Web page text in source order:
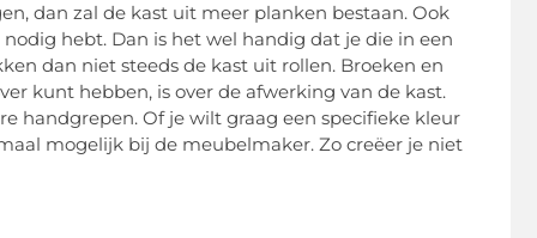
dan zal de kast uit meer planken bestaan. Ook
hebt. Dan is het wel handig dat je die in een
dan niet steeds de kast uit rollen. Broeken en
kunt hebben, is over de afwerking van de kast.
handgrepen. Of je wilt graag een specifieke kleur
mogelijk bij de meubelmaker. Zo creëer je niet